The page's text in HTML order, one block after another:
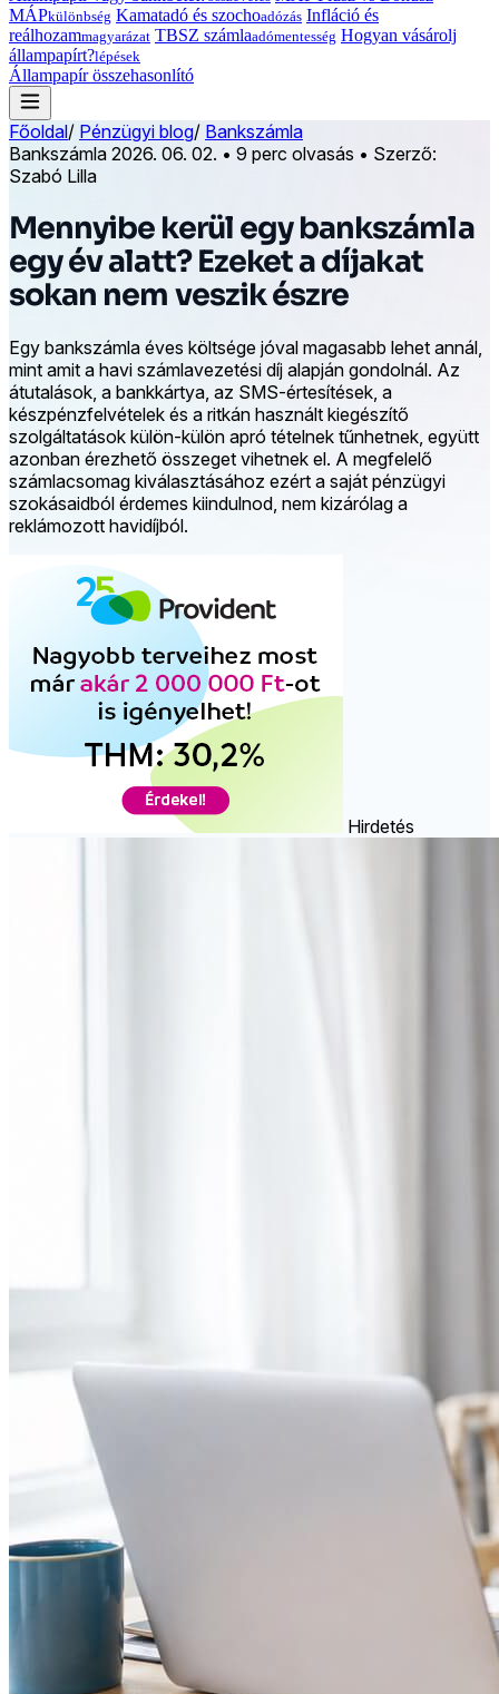
MÁPkülönbség Kamatadó és szochoadózás Infláció és
reálhozammagyarázat TBSZ számlaadómentesség Hogyan vásárolj
állampapírt?lépések
Állampapír összehasonlító
Főoldal/ Pénzügyi blog/ Bankszámla
Bankszámla 2026. 06. 02. • 9 perc olvasás • Szerző:
Szabó Lilla
Mennyibe kerül egy bankszámla
egy év alatt? Ezeket a díjakat
sokan nem veszik észre
Egy bankszámla éves költsége jóval magasabb lehet annál,
mint amit a havi számlavezetési díj alapján gondolnál. Az
átutalások, a bankkártya, az SMS-értesítések, a
készpénzfelvételek és a ritkán használt kiegészítő
szolgáltatások külön-külön apró tételnek tűnhetnek, együtt
azonban érezhető összeget vihetnek el. A megfelelő
számlacsomag kiválasztásához ezért a saját pénzügyi
szokásaidból érdemes kiindulnod, nem kizárólag a
reklámozott havidíjból.
Hirdetés